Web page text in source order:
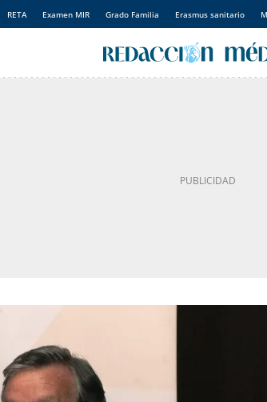
RETA Examen MIR Grado Familia Erasmus sanitario